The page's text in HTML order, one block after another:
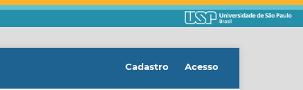
Cadastro Acesso